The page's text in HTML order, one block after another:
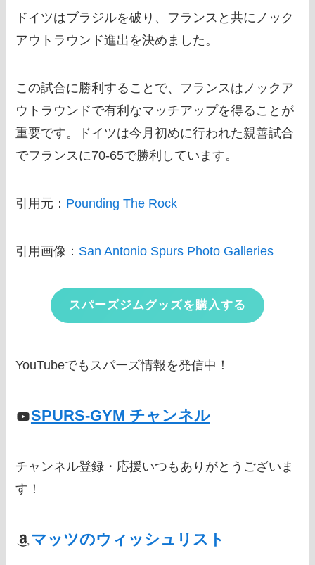
ドイツはブラジルを破り、フランスと共にノック
アウトラウンド進出を決めました。
この試合に勝利することで、フランスはノックア
ウトラウンドで有利なマッチアップを得ることが
重要です。ドイツは今月初めに行われた親善試合
でフランスに70-65で勝利しています。
引用元： Pounding The Rock
引用画像： San Antonio Spurs Photo Galleries
スパーズジムグッズを購入する
YouTubeでもスパーズ情報を発信中！
SPURS-GYM チャンネル
チャンネル登録・応援いつもありがとうございま
す！
マッツのウィッシュリスト